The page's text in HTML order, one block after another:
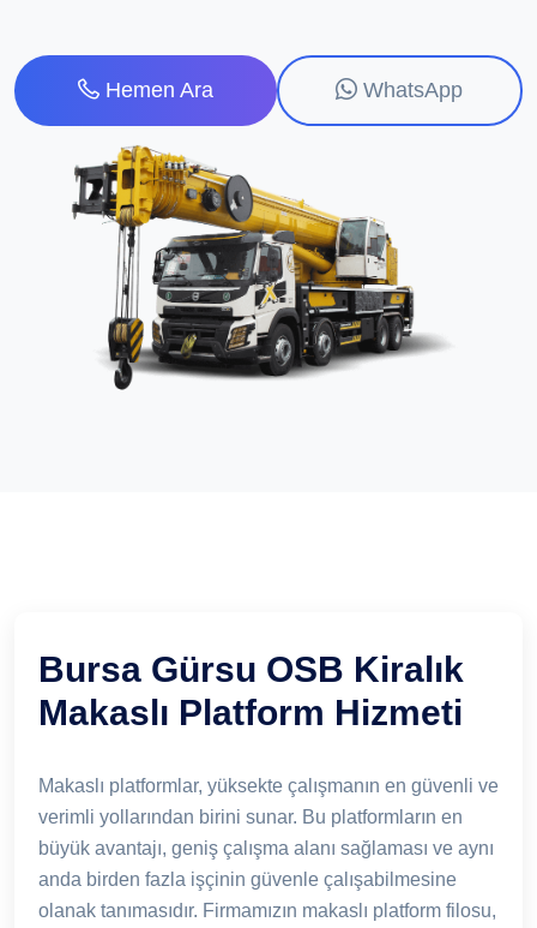
Hemen Ara WhatsApp
Bursa Gürsu OSB Kiralık
Makaslı Platform Hizmeti
Makaslı platformlar, yüksekte çalışmanın en güvenli ve
verimli yollarından birini sunar. Bu platformların en
büyük avantajı, geniş çalışma alanı sağlaması ve aynı
anda birden fazla işçinin güvenle çalışabilmesine
olanak tanımasıdır. Firmamızın makaslı platform filosu,